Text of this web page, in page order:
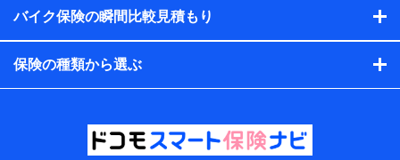
提供する保険関連サービスにおけるユーザー登録受付および
取引のあるもしくは委託を受けている保険会社・提携会社の
会社のサービスを案内、提供するため
（各サービスで取得したサービス利用履歴、ウェブサイトの
バイク保険の瞬間比較見積もり
保険の種類から選ぶ